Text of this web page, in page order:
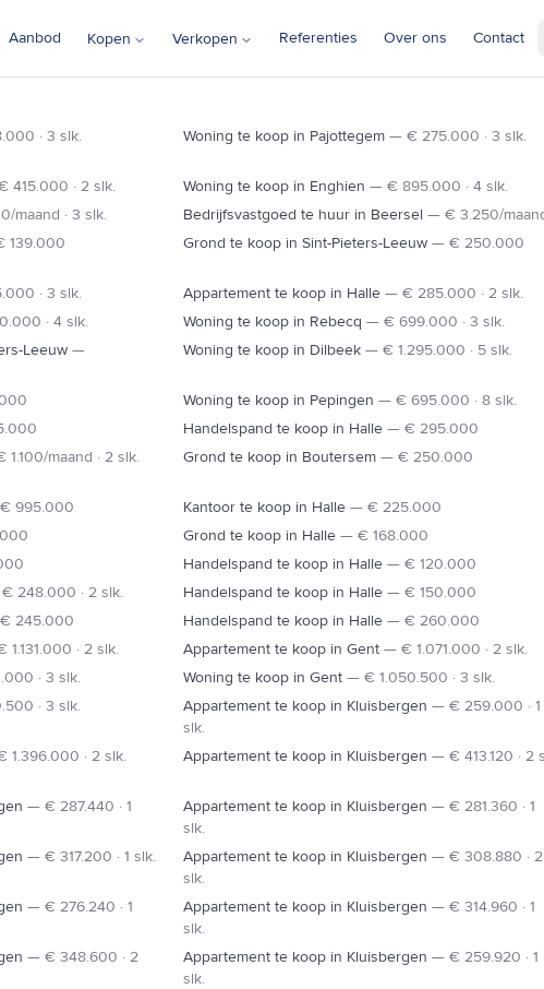
HALLE
SINT-PIETERS-LEEUW
Aanbod Kopen Verkopen Referenties Over ons Contact
Leeuw
· 3 slk. Woning te koop in Pajottegem— € 275.000 · 3 slk.
415.000 · 2 slk. Woning te koop in Enghien — € 895.000 · 4 slk.
maand · 3 slk. Bedrijfsvastgoed te huur in Beersel — € 3.250/
139.000 Grond te koop in Sint-Pieters-Leeuw— € 250.000
· 3 slk. Appartement te koop in Halle— € 285.000 · 2 slk.
· 4 slk. Woning te koop in Rebecq — € 699.000 · 3 slk.
Leeuw —
Woning te koop in Dilbeek— € 1.295.000 · 5 slk.
Woning te koop in Pepingen — € 695.000 · 8 slk.
Handelspand te koop in Halle— € 295.000
1.100/maand · 2 slk. Grond te koop in Boutersem— € 250.000
€ 995.000 Kantoor te koop in Halle— € 225.000
Grond te koop in Halle— € 168.000
Handelspand te koop in Halle— € 120.000
€ 248.000 · 2 slk. Handelspand te koop in Halle— € 150.000
€ 245.000 Handelspand te koop in Halle— € 260.000
1.131.000 · 2 slk. Appartement te koop in Gent— € 1.071.000 · 2 slk.
· 3 slk. Woning te koop in Gent— € 1.050.500 · 3 slk.
· 3 slk. Appartement te koop in Kluisbergen — € 259.000 · 1
slk.
1.396.000 · 2 slk. Appartement te koop in Kluisbergen — € 413.120 · 2
— € 287.440 · 1
Appartement te koop in Kluisbergen — € 281.360 · 1
slk.
— € 317.200 · 1 slk. Appartement te koop in Kluisbergen — € 308.880 · 2
slk.
— € 276.240 · 1
Appartement te koop in Kluisbergen — € 314.960 · 1
slk.
— € 348.600 · 2
Appartement te koop in Kluisbergen — € 259.920 · 1
slk.